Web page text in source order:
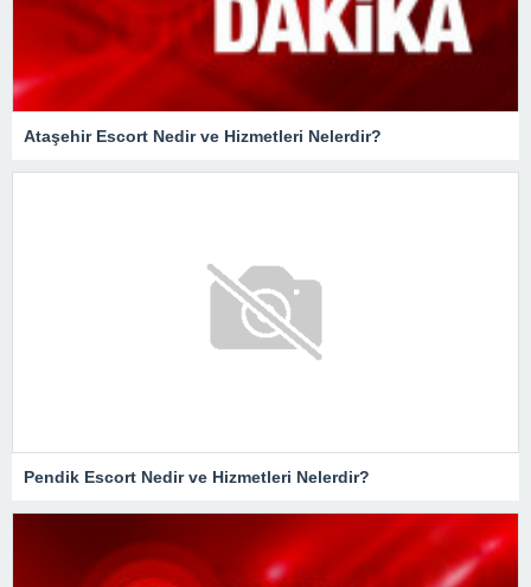
Ataşehir Escort Nedir ve Hizmetleri Nelerdir?
Pendik Escort Nedir ve Hizmetleri Nelerdir?